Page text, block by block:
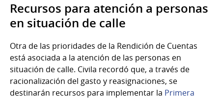
Recursos para atención a personas
en situación de calle
Otra de las prioridades de la Rendición de Cuentas
está asociada a la atención de las personas en
situación de calle. Civila recordó que, a través de
racionalización del gasto y reasignaciones, se
destinarán recursos para implementar la Primera